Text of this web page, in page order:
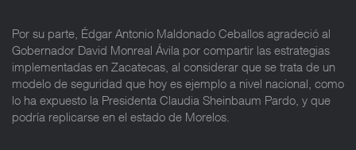
Por su parte, Édgar Antonio Maldonado Ceballos agradeció al
Gobernador David Monreal Ávila por compartir las estrategias
implementadas en Zacatecas, al considerar que se trata de un
modelo de seguridad que hoy es ejemplo a nivel nacional, como
lo ha expuesto la Presidenta Claudia Sheinbaum Pardo, y que
podría replicarse en el estado de Morelos.